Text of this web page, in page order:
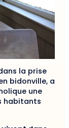
la prise
bidonville, a
une
habitants